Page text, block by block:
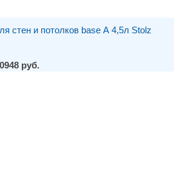
стен и потолков base А 4,5л Stolz
руб.